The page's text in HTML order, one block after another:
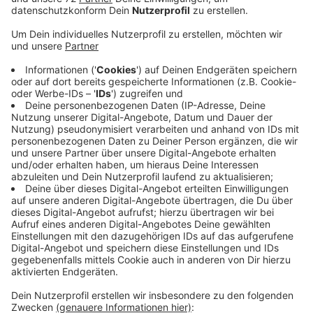
Anzeige
Auf der A1 waren am frühen Nachmittag gleich drei
Autos ineinander gefahren. Ein Fahrer wurde bei dem
Unfall leicht verletzt. Die Autos stehen auf der
Fahrbahn, Abschlepper ziehen sie momentan auf den
Standstreifen. Eine Fahrspur bleibt wegen der
Unfallaufnahme noch gesperrt, sagt die Polizei. #
Kurzfristig haben Sie auch in Nottuln wieder freie
Fahrt. In der Bauerschaft Buxtrup waren heute Mittag
zwei Autos an der Kreuzung nach Schapdetten und
Nottuln-Mitte zusammengestoßen. Ein Mensch wurde
verletzt. Auch hier sind Abschlepper dabei, die
kaputten Autos aufzuladen.